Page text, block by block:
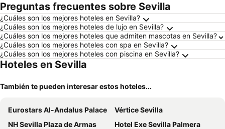
Preguntas frecuentes sobre Sevilla
¿Cuáles son los mejores hoteles en Sevilla?
¿Cuáles son los mejores hoteles de lujo en Sevilla?
¿Cuáles son los mejores hoteles que admiten mascotas en Sevilla?
¿Cuáles son los mejores hoteles con spa en Sevilla?
¿Cuáles son los mejores hoteles con piscina en Sevilla?
Hoteles en Sevilla
También te pueden interesar estos hoteles...
Eurostars Al-Andalus Palace
Vértice Sevilla
NH Sevilla Plaza de Armas
Hotel Exe Sevilla Palmera